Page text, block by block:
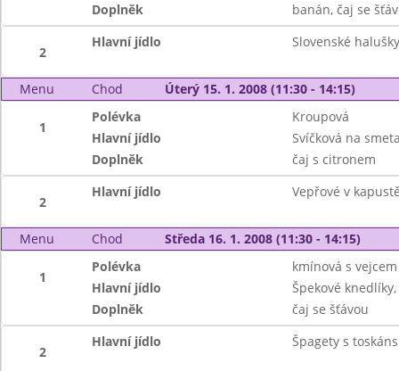
Doplněk
banán, čaj se
2
Hlavní jídlo Slovenské
Menu Chod Úterý 15. 1. 2008 (11:30 - 14:15)
1
Polévka
Kroupová
Hlavní jídlo
Svíčková na
Doplněk
čaj s citronem
2
Hlavní jídlo Vepřové v
Menu Chod Středa 16. 1. 2008 (11:30 - 14:15)
1
Polévka
kmínová s vejcem
Hlavní jídlo
Špekové
Doplněk
čaj se šťávou
2
Hlavní jídlo Špagety s